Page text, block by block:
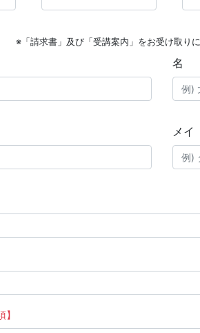
※「請求書」及び「受講案内」をお受け取り
名
メイ
】